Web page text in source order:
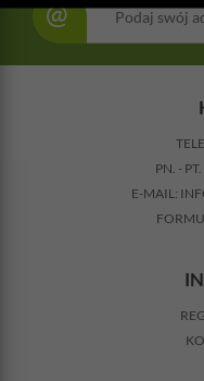
@
PN. -
E-MAIL: